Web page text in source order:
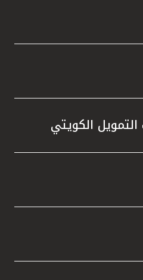
الكويتي